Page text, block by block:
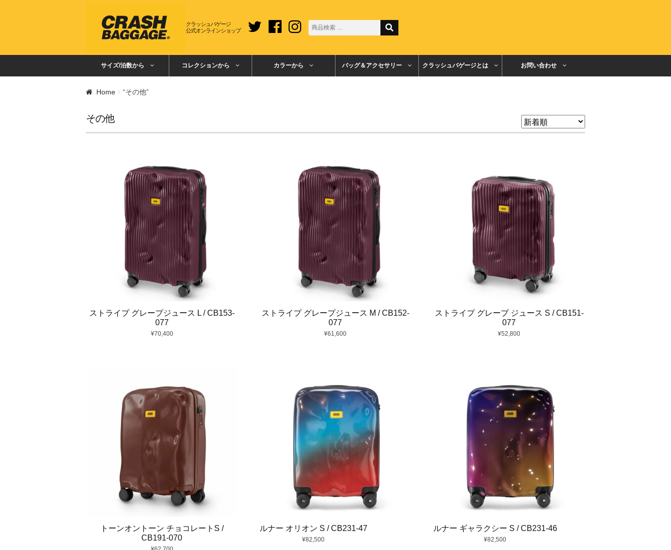
クラッシュバゲージ
公式オンラインショップ
サイズ/泊数から コレクションから カラーから バッグ＆アクセサリー クラッシュバゲージとは お問い合わせ
Home “その他”
その他
ストライプ グレープジュース L / CB153-
077
¥70,400
ストライプ グレープジュース M / CB152-
077
¥61,600
ストライプ グレープ ジュース S / CB151-
077
¥52,800
トーンオントーン チョコレートS /
CB191-070
ルナー オリオン S / CB231-47
¥82,500
ルナー ギャラクシー S / CB231-46
¥82,500